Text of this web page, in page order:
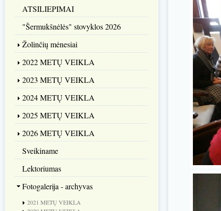
ATSILIEPIMAI
"Šermukšnėlės" stovyklos 2026
Žolinčių mėnesiai
2022 METŲ VEIKLA
2023 METŲ VEIKLA
2024 METŲ VEIKLA
2025 METŲ VEIKLA
2026 METŲ VEIKLA
Sveikiname
Lektoriumas
Fotogalerija - archyvas
2021 METŲ VEIKLA